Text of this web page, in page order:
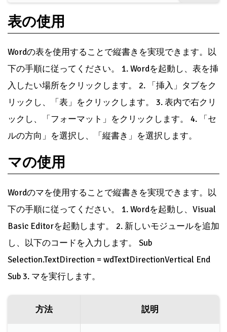
表の使用
Wordの表を使用することで縦書きを実現できます。以
下の手順に従ってください。 1. Wordを起動し、表を挿
入したい場所をクリックします。 2. 「挿入」タブをク
リックし、「表」をクリックします。 3. 表内で右クリ
ックし、「フォーマット」をクリックします。 4. 「セ
ルの方向」を選択し、「縦書き」を選択します。
マの使用
Wordのマを使用することで縦書きを実現できます。以
下の手順に従ってください。 1. Wordを起動し、Visual
Basic Editorを起動します。 2. 新しいモジュールを追加
し、以下のコードを入力します。 Sub
Selection.TextDirection = wdTextDirectionVertical End
Sub 3. マを実行します。
方法 説明